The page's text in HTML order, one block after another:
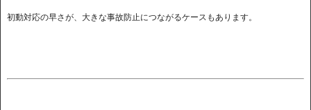
初動対応の早さが、大きな事故防止につながるケースもあります。